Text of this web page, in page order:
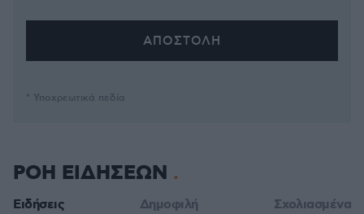
* Υποχρεωτικά πεδία
ΡΟΗ ΕΙΔΗΣΕΩΝ
Ειδήσεις Δημοφιλή Σχολιασμένα